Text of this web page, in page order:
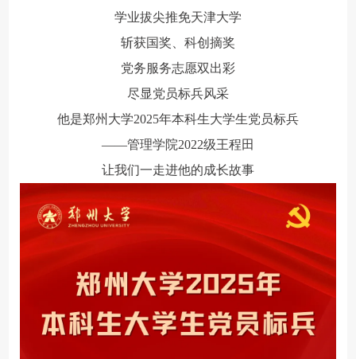
学业拔尖推免天津大学
斩获国奖、科创摘奖
党务服务志愿双出彩
尽显党员标兵风采
他是郑州大学2025年本科生大学生党员标兵
——管理学院2022级王程田
让我们一走进他的成长故事